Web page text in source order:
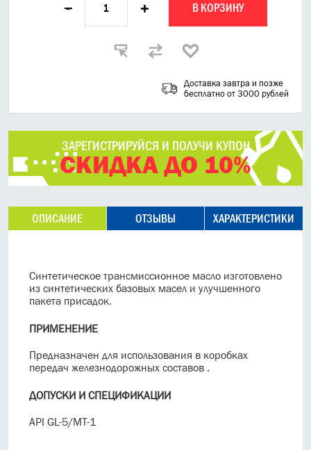
- + В КОРЗИНУ
Доставка завтра и позже
бесплатно от 3000 рублей
ЗАРЕГИСТРИРУЙСЯ И ПОЛУЧИ КУПОН
СКИДКА ДО 10%
ОПИСАНИЕ ОТЗЫВЫ ХАРАКТЕРИСТИКИ
Синтетическое трансмиссионное масло изготовлено
из синтетических базовых масел и улучшенного
пакета присадок.
ПРИМЕНЕНИЕ
Предназначен для использования в коробках
передач железнодорожных составов .
ДОПУСКИ И СПЕЦИФИКАЦИИ
API GL-5/MT-1